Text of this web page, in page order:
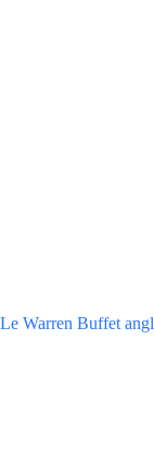
Le Warren Buffet